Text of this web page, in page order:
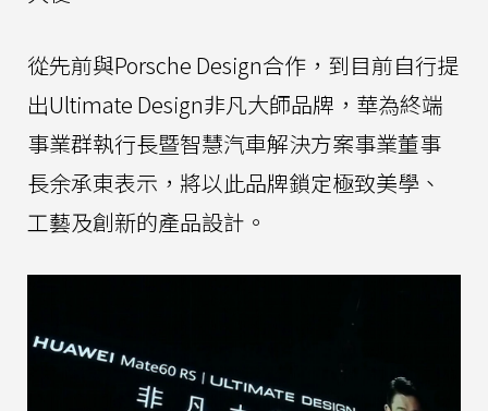
從先前與Porsche Design合作，到目前自行提
出Ultimate Design非凡大師品牌，華為終端
事業群執行長暨智慧汽車解決方案事業董事
長余承東表示，將以此品牌鎖定極致美學、
工藝及創新的產品設計。